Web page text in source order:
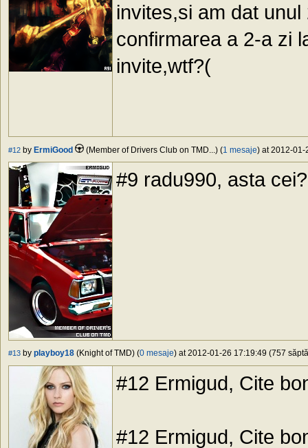
invites,si am dat
confirmarea a 2-a zi
invite,wtf?(
#12 by ErmiGood (Member of Drivers Club on TMD...) (1 mesaje) at 2012-01-
#9 radu990, asta
#13 by playboy18 (Knight of TMD) (0 mesaje) at 2012-01-26 17:19:49 (757
#12 Ermigud, Cite
#12 Ermigud, Cite